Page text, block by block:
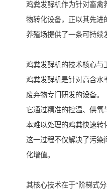
鸡粪发酵机作为针对畜禽
物转化设备，正以其先进
养殖场提供了一条可持续
鸡粪发酵机的技术核心与
鸡粪发酵机是针对高含水
废弃物专门研发的设备。
它通过精准的控温、供氧
本难以处理的鸡粪快速转
这一过程不仅解决了污染
化增值。
其核心技术在于“阶梯式分